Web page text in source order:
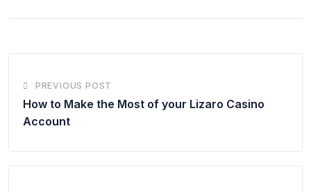
PREVIOUS POST
How to Make the Most of your Lizaro Casino
Account